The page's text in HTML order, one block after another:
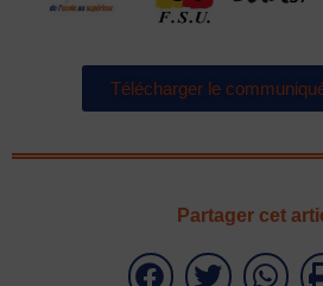
Télécharger le
Partager cet